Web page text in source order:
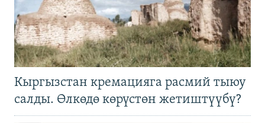
Кыргызстан кремацияга расмий тыюу
салды. Өлкөдө көрүстөн жетиштүүбү?